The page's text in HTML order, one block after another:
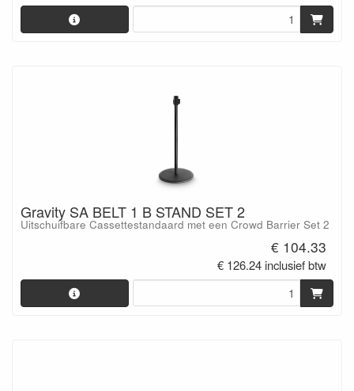
Gravity SA BELT 1 B STAND SET 2
Uitschuifbare Cassettestandaard met een Crowd Barrier Set 2
€ 104.33
€ 126.24 inclusief btw